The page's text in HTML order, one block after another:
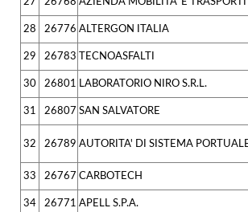
28 26776 ALTERGON ITALIA
29 26783 TECNOASFALTI
30 26801 LABORATORIO NIRO S.R.L.
31 26807 SAN SALVATORE
32 26789 AUTORITA' DI SISTEMA
33 26767 CARBOTECH
34 26771 APELL S.P.A.